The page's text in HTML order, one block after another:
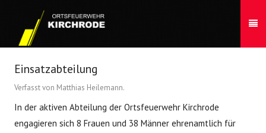
Einsatzabteilung
Verfasst von Matthias Heilemann.
In der aktiven Abteilung der Ortsfeuerwehr Kirchrode
engagieren sich 8 Frauen und 38 Männer ehrenamtlich für